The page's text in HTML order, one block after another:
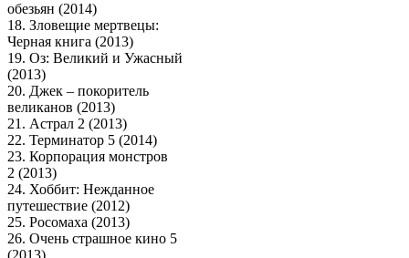
обезьян (2014)
18. Зловещие мертвецы:
Черная книга (2013)
19. Оз: Великий и Ужасный
(2013)
20. Джек – покоритель
великанов (2013)
21. Астрал 2 (2013)
22. Терминатор 5 (2014)
23. Корпорация монстров
2 (2013)
24. Хоббит: Нежданное
путешествие (2012)
25. Росомаха (2013)
26. Очень страшное кино 5
(2013)